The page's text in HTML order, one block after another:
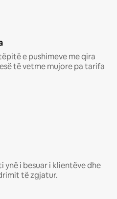
e pushimeve me qira
të vetme mujore pa tarifa
ynë i besuar i klientëve dhe
të zgjatur.